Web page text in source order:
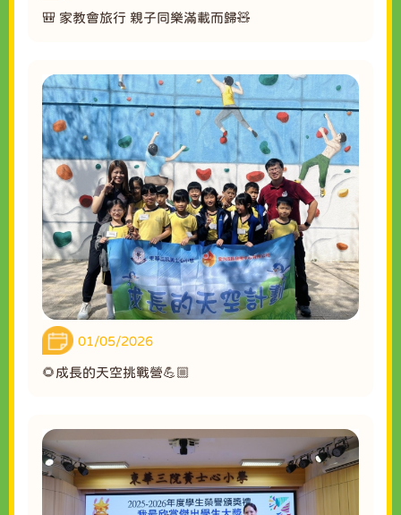
🎒 家教會旅行 親子同樂滿載而歸🧸
01/05/2026
🌻成長的天空挑戰營💪🏼